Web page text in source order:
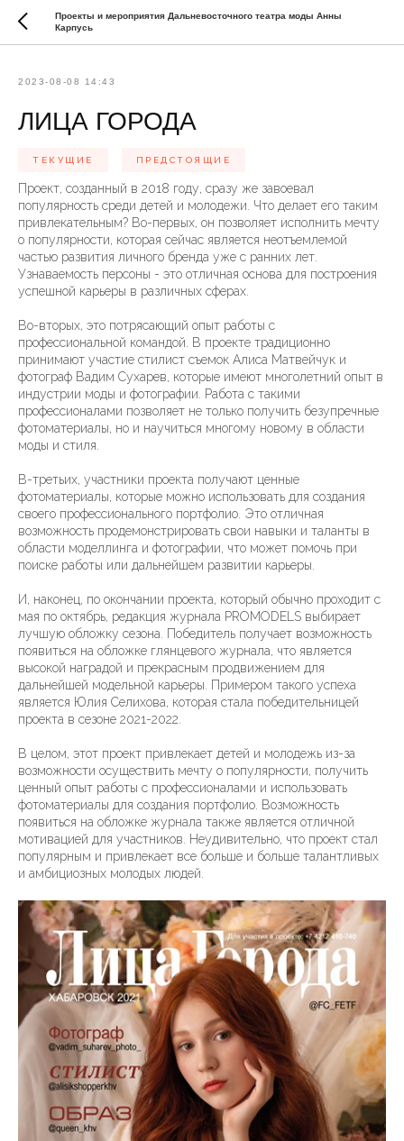
Проекты и мероприятия Дальневосточного театра моды Анны
Карпусь
2023-08-08 14:43
ЛИЦА ГОРОДА
ТЕКУЩИЕ ПРЕДСТОЯЩИЕ
Проект, созданный в 2018 году, сразу же завоевал
популярность среди детей и молодежи. Что делает его таким
привлекательным? Во-первых, он позволяет исполнить мечту
о популярности, которая сейчас является неотъемлемой
частью развития личного бренда уже с ранних лет.
Узнаваемость персоны - это отличная основа для построения
успешной карьеры в различных сферах.
Во-вторых, это потрясающий опыт работы с
профессиональной командой. В проекте традиционно
принимают участие стилист съемок Алиса Матвейчук и
фотограф Вадим Сухарев, которые имеют многолетний опыт в
индустрии моды и фотографии. Работа с такими
профессионалами позволяет не только получить безупречные
фотоматериалы, но и научиться многому новому в области
моды и стиля.
В-третьих, участники проекта получают ценные
фотоматериалы, которые можно использовать для создания
своего профессионального портфолио. Это отличная
возможность продемонстрировать свои навыки и таланты в
области моделлинга и фотографии, что может помочь при
поиске работы или дальнейшем развитии карьеры.
И, наконец, по окончании проекта, который обычно проходит с
мая по октябрь, редакция журнала PROMODELS выбирает
лучшую обложку сезона. Победитель получает возможность
появиться на обложке глянцевого журнала, что является
высокой наградой и прекрасным продвижением для
дальнейшей модельной карьеры. Примером такого успеха
является Юлия Селихова, которая стала победительницей
проекта в сезоне 2021-2022.
В целом, этот проект привлекает детей и молодежь из-за
возможности осуществить мечту о популярности, получить
ценный опыт работы с профессионалами и использовать
фотоматериалы для создания портфолио. Возможность
появиться на обложке журнала также является отличной
мотивацией для участников. Неудивительно, что проект стал
популярным и привлекает все больше и больше талантливых
и амбициозных молодых людей.